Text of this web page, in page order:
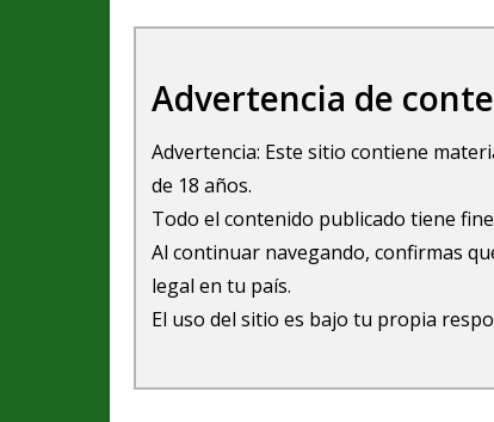
Advertencia de
Advertencia: Este sitio contiene
de 18 años.
Todo el contenido publicado tiene
Al continuar navegando, confirmas
legal en tu país.
El uso del sitio es bajo tu propia